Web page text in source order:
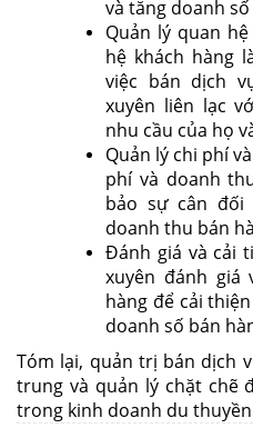
và tăng doanh
Quản lý quan
hệ khách hàng
việc bán dịch
xuyên liên lạc
nhu cầu của họ
Quản lý chi phí
phí và doanh
bảo sự cân đối
doanh thu bán
Đánh giá và cải
xuyên đánh giá
hàng để cải
doanh số bán
Tóm lại, quản trị bán dịch
trung và quản lý chặt chẽ
trong kinh doanh du